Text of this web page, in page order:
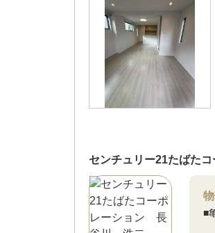
センチュリー21たばた
■